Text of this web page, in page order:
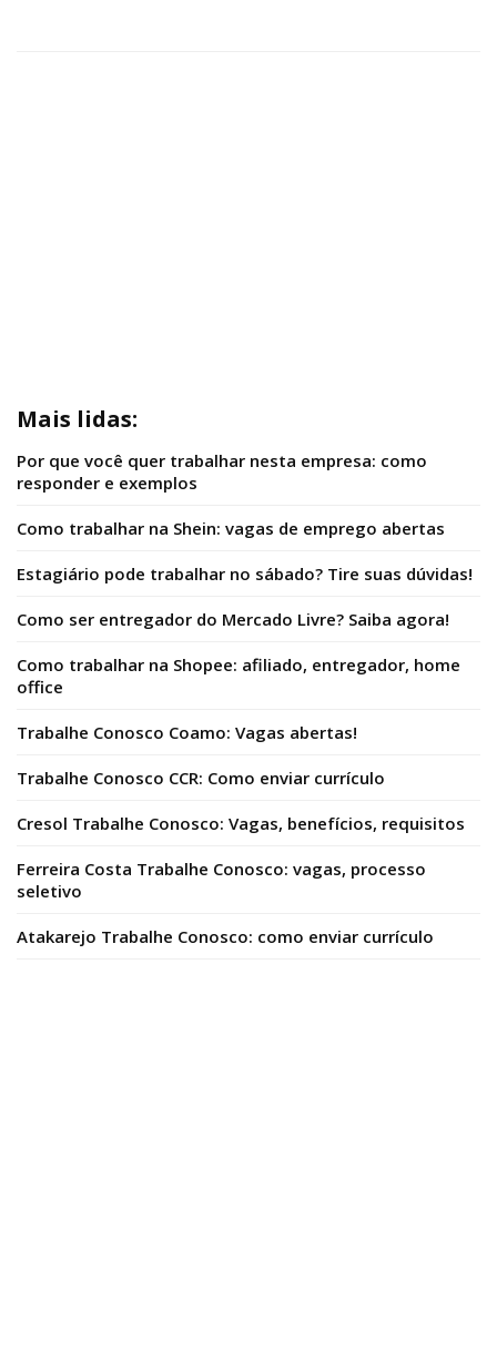
Mais lidas:
Por que você quer trabalhar nesta empresa: como
responder e exemplos
Como trabalhar na Shein: vagas de emprego abertas
Estagiário pode trabalhar no sábado? Tire suas dúvidas!
Como ser entregador do Mercado Livre? Saiba agora!
Como trabalhar na Shopee: afiliado, entregador, home
office
Trabalhe Conosco Coamo: Vagas abertas!
Trabalhe Conosco CCR: Como enviar currículo
Cresol Trabalhe Conosco: Vagas, benefícios, requisitos
Ferreira Costa Trabalhe Conosco: vagas, processo
seletivo
Atakarejo Trabalhe Conosco: como enviar currículo